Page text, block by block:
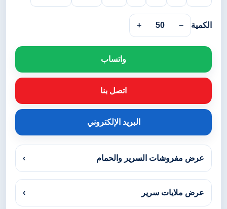
الكمية −
50
+
واتساب
اتصل بنا
البريد الإلكتروني
عرض مفروشات السرير والحمام ›
عرض ملايات سرير ›